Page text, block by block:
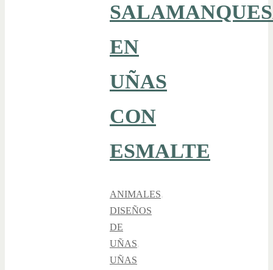
EN
UÑAS
CON
ESMALTE
ANIMALES,
DISEÑOS
DE
UÑAS,
UÑAS